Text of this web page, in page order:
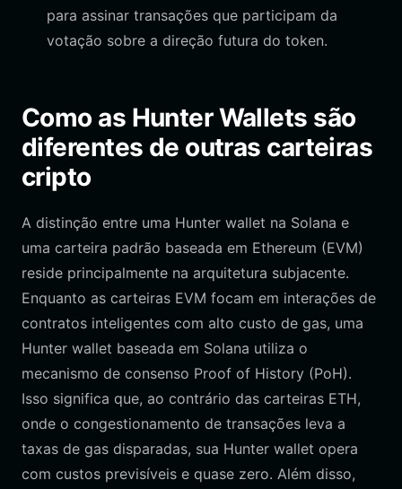
para assinar transações que participam da
votação sobre a direção futura do token.
Como as Hunter Wallets são
diferentes de outras carteiras
cripto
A distinção entre uma Hunter wallet na Solana e
uma carteira padrão baseada em Ethereum (EVM)
reside principalmente na arquitetura subjacente.
Enquanto as carteiras EVM focam em interações de
contratos inteligentes com alto custo de gas, uma
Hunter wallet baseada em Solana utiliza o
mecanismo de consenso Proof of History (PoH).
Isso significa que, ao contrário das carteiras ETH,
onde o congestionamento de transações leva a
taxas de gas disparadas, sua Hunter wallet opera
com custos previsíveis e quase zero. Além disso,